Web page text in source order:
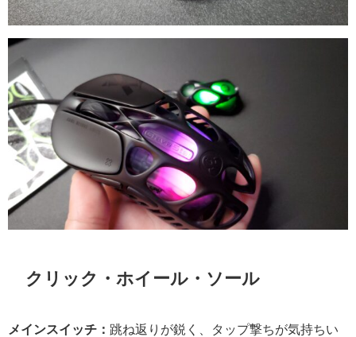
クリック・ホイール・ソール
メインスイッチ： 跳ね返りが鋭く、タップ撃ちが気持ちい